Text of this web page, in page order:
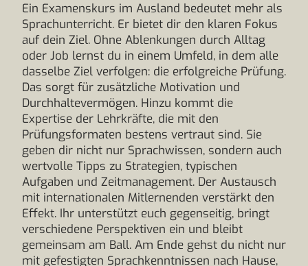
Ein Examenskurs im Ausland bedeutet mehr als
Sprachunterricht. Er bietet dir den klaren Fokus
auf dein Ziel. Ohne Ablenkungen durch Alltag
oder Job lernst du in einem Umfeld, in dem alle
dasselbe Ziel verfolgen: die erfolgreiche Prüfung.
Das sorgt für zusätzliche Motivation und
Durchhaltevermögen. Hinzu kommt die
Expertise der Lehrkräfte, die mit den
Prüfungsformaten bestens vertraut sind. Sie
geben dir nicht nur Sprachwissen, sondern auch
wertvolle Tipps zu Strategien, typischen
Aufgaben und Zeitmanagement. Der Austausch
mit internationalen Mitlernenden verstärkt den
Effekt. Ihr unterstützt euch gegenseitig, bringt
verschiedene Perspektiven ein und bleibt
gemeinsam am Ball. Am Ende gehst du nicht nur
mit gefestigten Sprachkenntnissen nach Hause,